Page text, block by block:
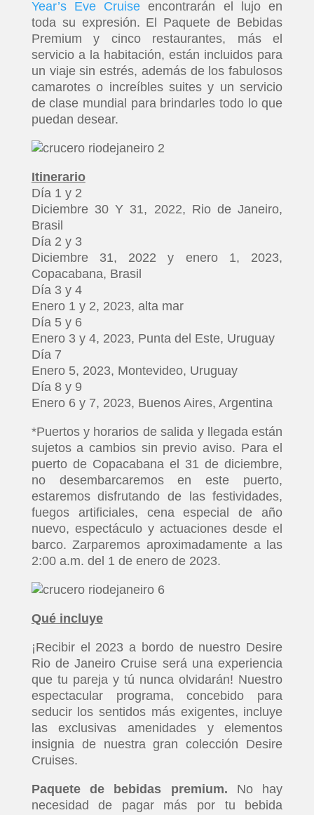
Year’s Eve Cruise encontrarán el lujo en
toda su expresión. El Paquete de Bebidas
Premium y cinco restaurantes, más el
servicio a la habitación, están incluidos para
un viaje sin estrés, además de los fabulosos
camarotes o increíbles suites y un servicio
de clase mundial para brindarles todo lo que
puedan desear.
Itinerario
Día 1 y 2
Diciembre 30 Y 31, 2022, Rio de Janeiro,
Brasil
Día 2 y 3
Diciembre 31, 2022 y enero 1, 2023,
Copacabana, Brasil
Día 3 y 4
Enero 1 y 2, 2023, alta mar
Día 5 y 6
Enero 3 y 4, 2023, Punta del Este, Uruguay
Día 7
Enero 5, 2023, Montevideo, Uruguay
Día 8 y 9
Enero 6 y 7, 2023, Buenos Aires, Argentina
*Puertos y horarios de salida y llegada están
sujetos a cambios sin previo aviso. Para el
puerto de Copacabana el 31 de diciembre,
no desembarcaremos en este puerto,
estaremos disfrutando de las festividades,
fuegos artificiales, cena especial de año
nuevo, espectáculo y actuaciones desde el
barco. Zarparemos aproximadamente a las
2:00 a.m. del 1 de enero de 2023.
Qué incluye
¡Recibir el 2023 a bordo de nuestro Desire
Rio de Janeiro Cruise será una experiencia
que tu pareja y tú nunca olvidarán! Nuestro
espectacular programa, concebido para
seducir los sentidos más exigentes, incluye
las exclusivas amenidades y elementos
insignia de nuestra gran colección Desire
Cruises.
Paquete de bebidas premium. No hay
necesidad de pagar más por tu bebida